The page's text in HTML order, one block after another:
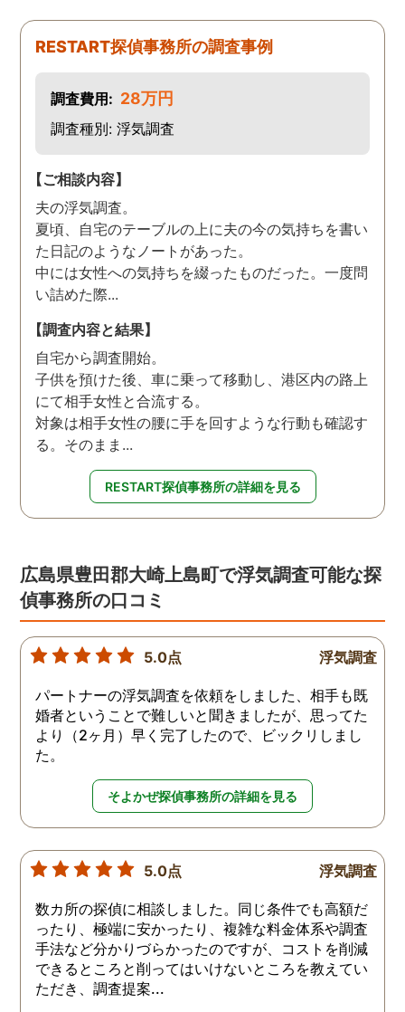
RESTART探偵事務所の調査事例
調査費用: 28万円
調査種別: 浮気調査
【ご相談内容】
夫の浮気調査。
夏頃、自宅のテーブルの上に夫の今の気持ちを書い
た日記のようなノートがあった。
中には女性への気持ちを綴ったものだった。一度問
い詰めた際...
【調査内容と結果】
自宅から調査開始。
子供を預けた後、車に乗って移動し、港区内の路上
にて相手女性と合流する。
対象は相手女性の腰に手を回すような行動も確認す
る。そのまま...
RESTART探偵事務所の詳細を見る
広島県豊田郡大崎上島町で浮気調査可能な探
偵事務所の口コミ
5.0点 浮気調査
パートナーの浮気調査を依頼をしました、相手も既
婚者ということで難しいと聞きましたが、思ってた
より（2ヶ月）早く完了したので、ビックリしまし
た。
そよかぜ探偵事務所の詳細を見る
5.0点 浮気調査
数カ所の探偵に相談しました。同じ条件でも高額だ
ったり、極端に安かったり、複雑な料金体系や調査
手法など分かりづらかったのですが、コストを削減
できるところと削ってはいけないところを教えてい
ただき、調査提案...